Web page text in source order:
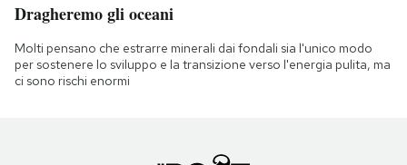
Dragheremo gli oceani
Molti pensano che estrarre minerali dai fondali sia l'unico modo
per sostenere lo sviluppo e la transizione verso l'energia pulita, ma
ci sono rischi enormi